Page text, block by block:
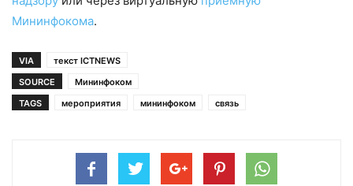
Мининфокома.
VIA
текст ICTNEWS
SOURCE
Мининфоком
TAGS
мероприятия мининфоком связь